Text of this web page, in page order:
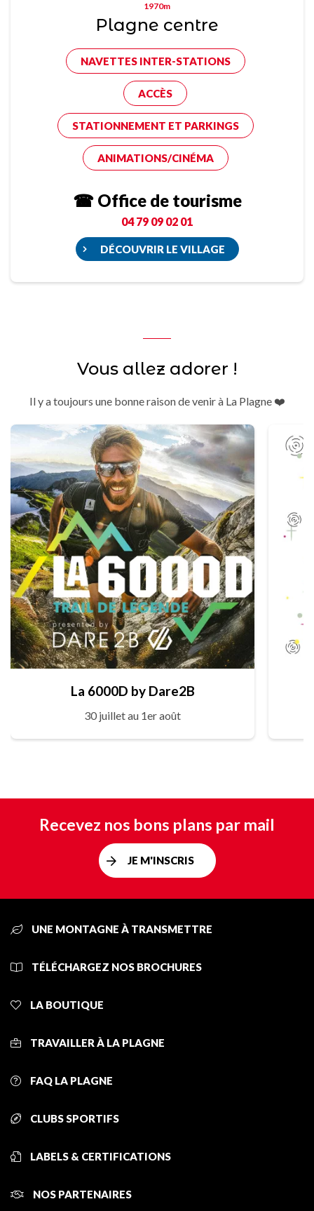
1970m
Plagne centre
NAVETTES INTER-STATIONS
ACCÈS
STATIONNEMENT ET PARKINGS
ANIMATIONS/CINÉMA
☎ Office de tourisme
04 79 09 02 01
DÉCOUVRIR LE VILLAGE
Vous allez adorer !
Il y a toujours une bonne raison de venir à La Plagne ❤️
La 6000D by Dare2B
30 juillet au 1er août
Recevez nos bons plans par mail
JE M'INSCRIS
UNE MONTAGNE À TRANSMETTRE
TÉLÉCHARGEZ NOS BROCHURES
LA BOUTIQUE
TRAVAILLER À LA PLAGNE
FAQ LA PLAGNE
CLUBS SPORTIFS
LABELS & CERTIFICATIONS
NOS PARTENAIRES